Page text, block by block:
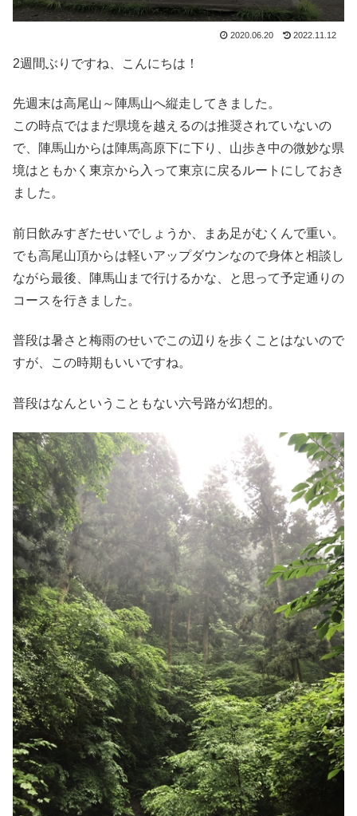
2020.06.20 2022.11.12
2週間ぶりですね、こんにちは！
先週末は高尾山～陣馬山へ縦走してきました。
この時点ではまだ県境を越えるのは推奨されていないの
で、陣馬山からは陣馬高原下に下り、山歩き中の微妙な県
境はともかく東京から入って東京に戻るルートにしておき
ました。
前日飲みすぎたせいでしょうか、まあ足がむくんで重い。
でも高尾山頂からは軽いアップダウンなので身体と相談し
ながら最後、陣馬山まで行けるかな、と思って予定通りの
コースを行きました。
普段は暑さと梅雨のせいでこの辺りを歩くことはないので
すが、この時期もいいですね。
普段はなんということもない六号路が幻想的。